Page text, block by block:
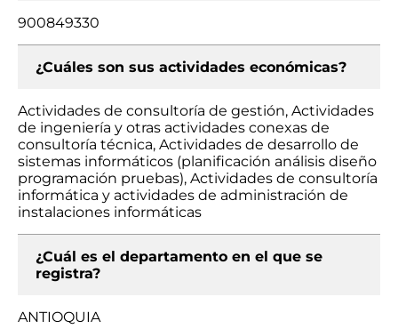
900849330
¿Cuáles son sus actividades económicas?
Actividades de consultoría de gestión, Actividades
de ingeniería y otras actividades conexas de
consultoría técnica, Actividades de desarrollo de
sistemas informáticos (planificación análisis diseño
programación pruebas), Actividades de consultoría
informática y actividades de administración de
instalaciones informáticas
¿Cuál es el departamento en el que se
registra?
ANTIOQUIA